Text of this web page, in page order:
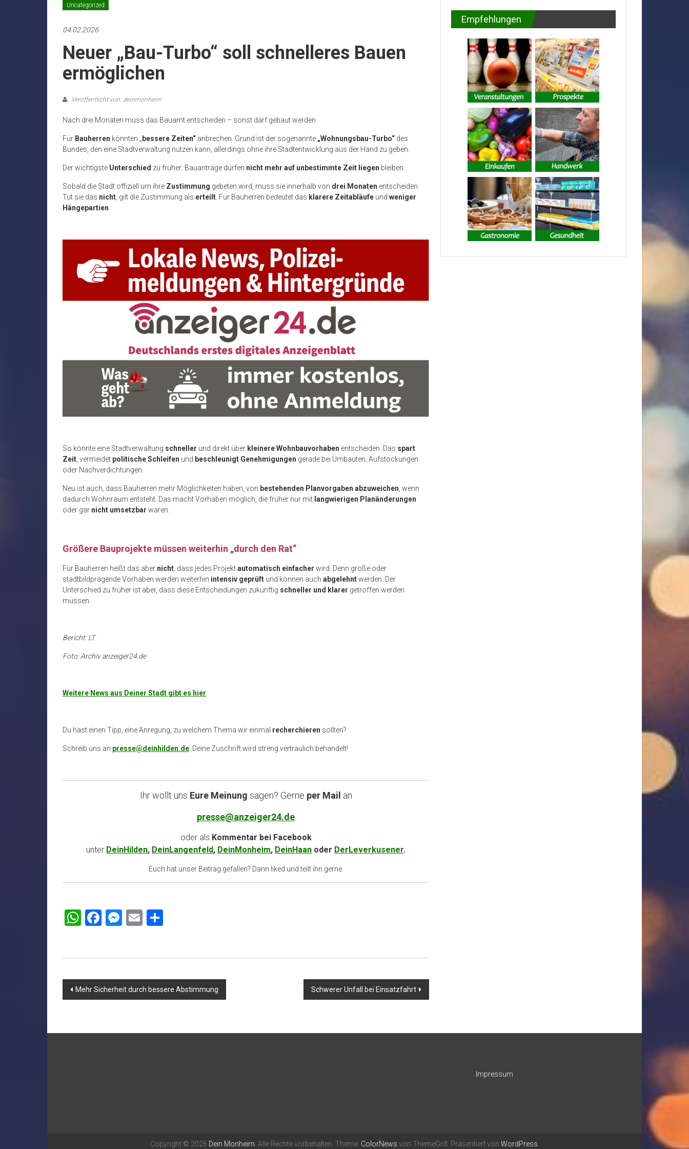
Uncategorized
04.02.2026
Neuer „Bau-Turbo“ soll schnelleres Bauen
ermöglichen
Veröffentlicht von: deinmonheim
Nach drei Monaten muss das Bauamt entscheiden – sonst darf gebaut werden
Für Bauherren könnten „ bessere Zeiten“ anbrechen. Grund ist der sogenannte „Wohnungsbau-Turbo“ des
Bundes, den eine Stadtverwaltung nutzen kann, allerdings ohne ihre Stadtentwicklung aus der Hand zu geben.
Der wichtigste Unterschied zu früher: Bauanträge dürfen nicht mehr auf unbestimmte Zeit liegen bleiben.
Sobald die Stadt offiziell um ihre Zustimmung gebeten wird, muss sie innerhalb von drei Monaten entscheiden.
Tut sie das nicht , gilt die Zustimmung als erteilt . Für Bauherren bedeutet das klarere Zeitabläufe und weniger
Hängepartien
So könnte eine Stadtverwaltung schneller und direkt über kleinere Wohnbauvorhaben entscheiden. Das spart
Zeit , vermeidet politische Schleifen und beschleunigt Genehmigungen gerade bei Umbauten, Aufstockungen
oder Nachverdichtungen.
Neu ist auch, dass Bauherren mehr Möglichkeiten haben, von bestehenden Planvorgaben abzuweichen , wenn
dadurch Wohnraum entsteht. Das macht Vorhaben möglich, die früher nur mit langwierigen Planänderungen
oder gar nicht umsetzbar waren.
Größere Bauprojekte müssen weiterhin „durch den Rat“
Für Bauherren heißt das aber nicht , dass jedes Projektautomatisch einfacher wird. Denn große oder
stadtbildprägende Vorhaben werden weiterhin intensiv geprüft und können auch abgelehntwerden. Der
Unterschied zu früher ist aber, dass diese Entscheidungen zukünftig schneller und klarer getroffen werden
müssen.
Bericht: LT
Foto: Archiv anzeiger24.de
Weitere News aus Deiner Stadt gibt es hier
Du hast einen Tipp, eine Anregung, zu welchem Thema wir einmal recherchieren sollten?
Schreib uns an presse@deinhilden.de . Deine Zuschrift wird streng vertraulich behandelt!
Ihr wollt uns Eure Meinung sagen? Gerne per Mail an
presse@anzeiger24.de
oder als Kommentar bei Facebook
unter DeinHilden, DeinLangenfeld, DeinMonheim, DeinHaan oder DerLeverkusener.
Euch hat unser Beitrag gefallen? Dann liked und teilt ihn gerne.
WhatsApp
Facebook
Messenger
Email
Beitragsnavigation
Mehr Sicherheit durch bessere Abstimmung Schwerer Unfall bei Einsatzfahrt
Empfehlungen
Impressum
Copyright © 2026 Dein Monheim . Alle Rechte vorbehalten. Theme: ColorNews von ThemeGrill. Präsentiert von WordPress